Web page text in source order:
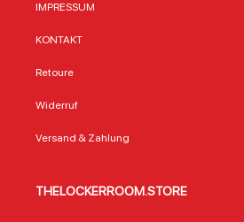
IMPRESSUM
KONTAKT
Retoure
Widerruf
Versand & Zahlung
THELOCKERROOM.STORE